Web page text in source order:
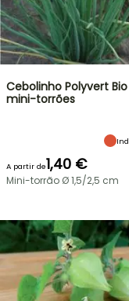
Cebolinho Polyvert
mini-torrões
A partir de1,40 €
Mini-torrão Ø 1,5/2,5 cm